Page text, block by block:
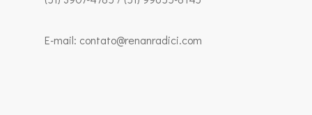
E-mail: contato@renanradici.com